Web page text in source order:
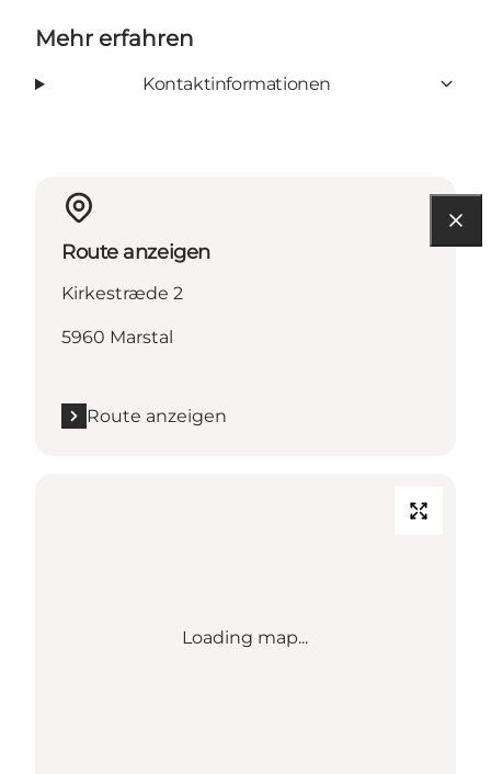
Mehr erfahren
Kontaktinformationen
Route anzeigen
Kirkestræde 2
5960 Marstal
Route anzeigen
Loading map...